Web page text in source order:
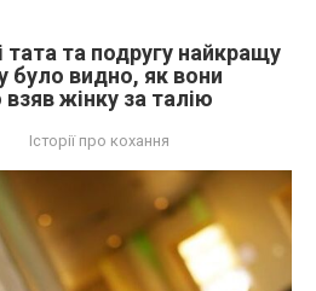
тата та подругу найкращу
було видно, як вони
жінку за талію
Історії про кохання